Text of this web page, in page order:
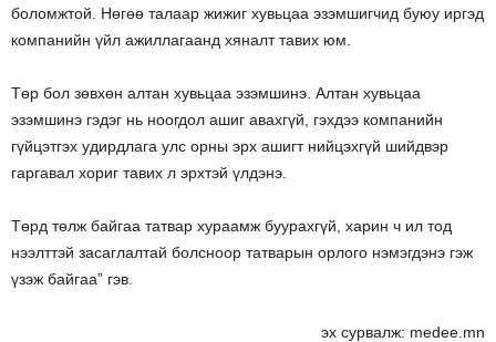
боломжтой. Нөгөө талаар жижиг хувьцаа эзэмшигчид буюу иргэд
компанийн үйл ажиллагаанд хяналт тавих юм.
Төр бол зөвхөн алтан хувьцаа эзэмшинэ. Алтан хувьцаа
эзэмшинэ гэдэг нь ноогдол ашиг авахгүй, гэхдээ компанийн
гүйцэтгэх удирдлага улс орны эрх ашигт нийцэхгүй шийдвэр
гаргавал хориг тавих л эрхтэй үлдэнэ.
Төрд төлж байгаа татвар хураамж буурахгүй, харин ч ил тод
нээлттэй засаглалтай болсноор татварын орлого нэмэгдэнэ гэж
үзэж байгаа” гэв.
эх сурвалж: medee.mn